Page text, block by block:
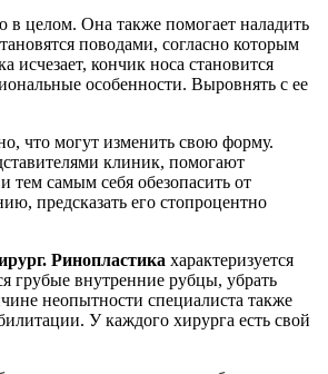
в целом. Она также помогает наладить
поводами, согласно которым
исчезает, кончик носа становится
особенности. Выровнять с ее
что могут изменить свою форму.
клиник, помогают
тем самым себя обезопасить от
предсказать его стопроцентно
Ринопластика характеризуется
грубые внутренние рубцы, убрать
неопытности специалиста также
У каждого хирурга есть свой